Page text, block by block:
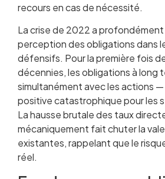
recours en cas de nécessité.
La crise de 2022 a profondément
perception des obligations dans
défensifs. Pour la première fois
décennies, les obligations à long
simultanément avec les actions
positive catastrophique pour les
La hausse brutale des taux
mécaniquement fait chuter la
existantes, rappelant que le
réel.